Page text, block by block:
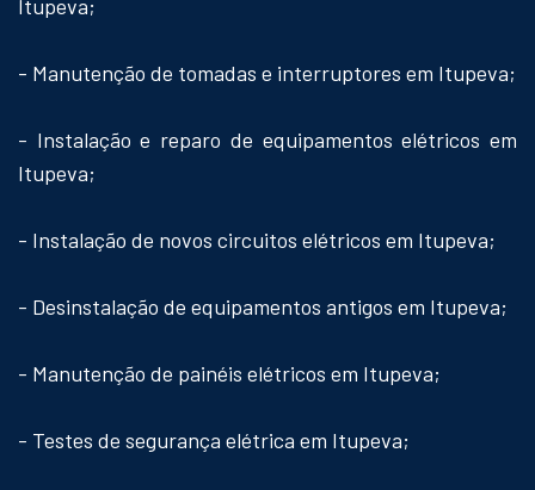
Itupeva;
- Manutenção de tomadas e interruptores em Itupeva;
- Instalação e reparo de equipamentos elétricos em
Itupeva;
- Instalação de novos circuitos elétricos em Itupeva;
- Desinstalação de equipamentos antigos em Itupeva;
- Manutenção de painéis elétricos em Itupeva;
- Testes de segurança elétrica em Itupeva;